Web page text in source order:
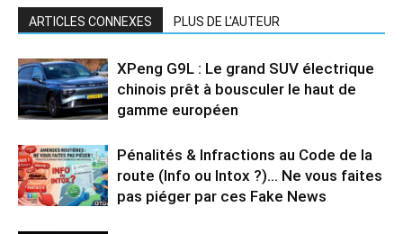
ARTICLES CONNEXES PLUS DE L'AUTEUR
XPeng G9L : Le grand SUV électrique
chinois prêt à bousculer le haut de
gamme européen
Pénalités & Infractions au Code de la
route (Info ou Intox ?)… Ne vous faites
pas piéger par ces Fake News